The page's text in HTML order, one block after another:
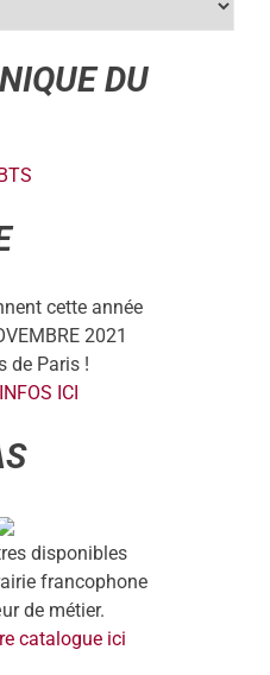
DU
cette année
2021
de Paris !
ICI
disponibles
francophone
de métier.
catalogue ici